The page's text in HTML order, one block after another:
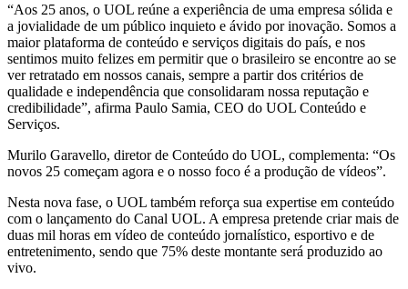
“Aos 25 anos, o UOL reúne a experiência de uma empresa sólida e
a jovialidade de um público inquieto e ávido por inovação. Somos a
maior plataforma de conteúdo e serviços digitais do país, e nos
sentimos muito felizes em permitir que o brasileiro se encontre ao se
ver retratado em nossos canais, sempre a partir dos critérios de
qualidade e independência que consolidaram nossa reputação e
credibilidade”, afirma Paulo Samia, CEO do UOL Conteúdo e
Serviços.
Murilo Garavello, diretor de Conteúdo do UOL, complementa: “Os
novos 25 começam agora e o nosso foco é a produção de vídeos”.
Nesta nova fase, o UOL também reforça sua expertise em conteúdo
com o lançamento do Canal UOL. A empresa pretende criar mais de
duas mil horas em vídeo de conteúdo jornalístico, esportivo e de
entretenimento, sendo que 75% deste montante será produzido ao
vivo.